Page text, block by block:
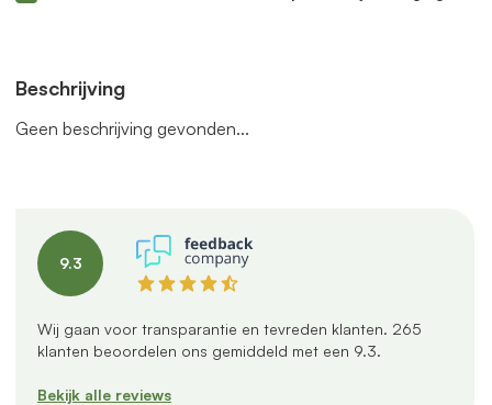
Beschrijving
Geen beschrijving gevonden...
9.3
Wij gaan voor transparantie en tevreden klanten. 265
klanten beoordelen ons gemiddeld met een 9.3.
Bekijk alle reviews